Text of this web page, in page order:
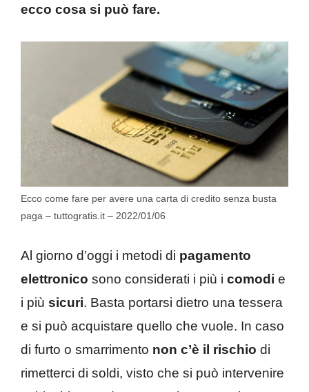
ecco cosa si può fare.
Ecco come fare per avere una carta di credito senza busta
paga – tuttogratis.it – 2022/01/06
Al giorno d’oggi i metodi di pagamento
elettronico sono considerati i più i comodi e
i più sicuri. Basta portarsi dietro una tessera
e si può acquistare quello che vuole. In caso
di furto o smarrimento non c’è il rischio di
rimetterci di soldi, visto che si può intervenire